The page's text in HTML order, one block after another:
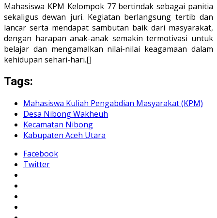
Mahasiswa KPM Kelompok 77 bertindak sebagai panitia
sekaligus dewan juri. Kegiatan berlangsung tertib dan
lancar serta mendapat sambutan baik dari masyarakat,
dengan harapan anak-anak semakin termotivasi untuk
belajar dan mengamalkan nilai-nilai keagamaan dalam
kehidupan sehari-hari.[]
Tags:
Mahasiswa Kuliah Pengabdian Masyarakat (KPM)
Desa Nibong Wakheuh
Kecamatan Nibong
Kabupaten Aceh Utara
Facebook
Twitter